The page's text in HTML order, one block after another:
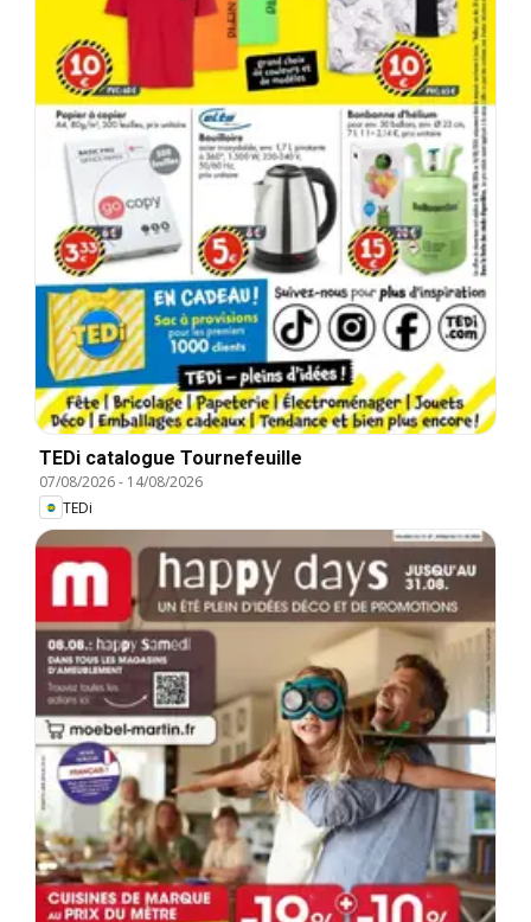
TEDi catalogue Tournefeuille
07/08/2026- 14/08/2026
TEDi